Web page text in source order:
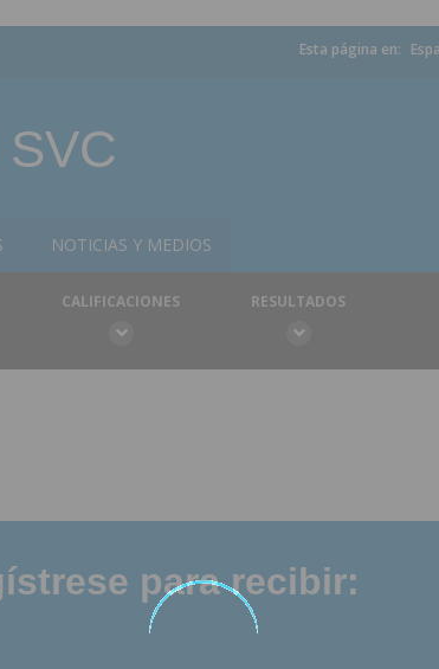
Esta página en:
NOTICIAS Y MEDIOS
CALIFICACIONES RESULTADOS
para recibir: